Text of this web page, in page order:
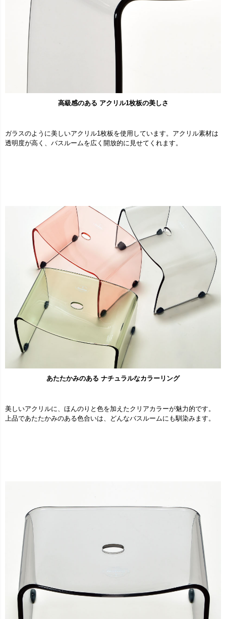
高級感のある アクリル1枚板の美しさ
ガラスのように美しいアクリル1枚板を使用しています。アクリル素材は
透明度が高く、バスルームを広く開放的に見せてくれます。
あたたかみのある ナチュラルなカラーリング
美しいアクリルに、ほんのりと色を加えたクリアカラーが魅力的です。
上品であたたかみのある色合いは、どんなバスルームにも馴染みます。